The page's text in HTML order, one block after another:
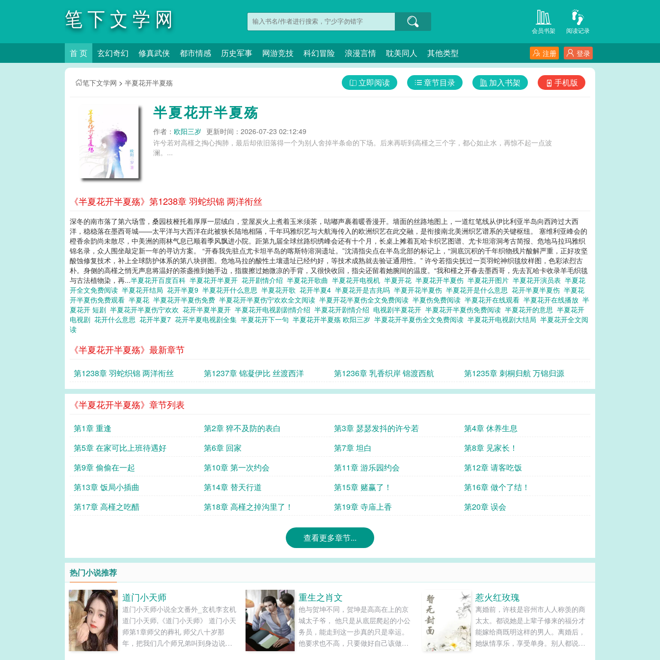
笔下文学网 阅读记录
会员书架
首 页 玄幻奇幻 修真武侠 都市情感 历史军事 网游竞技 科幻冒险 浪漫言情 耽美同人 其他类型 登录
注册
笔下文学网 > 半夏花开半夏殇 手机版
加入书架
章节目录
立即阅读
半夏花开半夏殇
作者： 欧阳三岁 更新时间：2026-07-23 02:12:49
许兮若对高槿之掏心掏肺，最后却依旧落得一个为别人舍掉半条命的下场。后来再听到高槿之三个字，都心如止水，再惊不起一点波
澜。...
《半夏花开半夏殇》第1238章 羽蛇织锦 两洋衔丝
深冬的南市落了第六场雪，桑园枝桠托着厚厚一层绒白，堂屋炭火上煮着玉米须茶，咕嘟声裹着暖香漫开。墙面的丝路地图上，一道红笔线从伊比利亚半岛向西跨过大西
洋，稳稳落在墨西哥城——太平洋与大西洋在此被狭长陆地相隔，千年玛雅织艺与大航海传入的欧洲织艺在此交融，是衔接南北美洲织艺谱系的关键枢纽。 塞维利亚峰会的
橙香余韵尚未散尽，中美洲的雨林气息已顺着季风飘进小院。距第九届全球丝路织绣峰会还有十个月，长桌上摊着瓦哈卡织艺图谱、尤卡坦溶洞考古简报、危地马拉玛雅织
锦名录，众人围坐敲定新一年的寻访方案。 “开春我先驻点尤卡坦半岛的喀斯特溶洞遗址。”沈清指尖点在半岛北部的标记上，“洞底沉积的千年织物残片酸解严重，正好攻坚
酸蚀修复技术，补上全球防护体系的第八块拼图。危地马拉的酸性土壤遗址已经约好，等技术成熟就去验证通用性。” 许兮若指尖抚过一页羽蛇神织毯纹样图，色彩浓烈古
朴。身侧的高槿之悄无声息将温好的茶盏推到她手边，指腹擦过她微凉的手背，又很快收回，指尖还留着她腕间的温度。“我和槿之开春去墨西哥，先去瓦哈卡收录羊毛织毯
与古法植物染，再...半夏花开百度百科 半夏花开半夏开 花开剧情介绍 半夏花开歌曲 半夏花开电视机 半夏开花 半夏花开半夏伤 半夏花开图片 半夏花开演员表 半夏花
开全文免费阅读 半夏花开结局 花开半夏9 半夏花开什么意思 半夏花开歌 花开半夏4 半夏花开是吉兆吗 半夏开花半夏伤 半夏花开是什么意思 花开半夏半夏伤 半夏花
开半夏伤免费观看 半夏花 半夏花开半夏伤免费 半夏花开半夏伤宁欢欢全文阅读 半夏开花半夏伤全文免费阅读 半夏伤免费阅读 半夏花开在线观看 半夏花开在线播放 半
夏花开 短剧 半夏花开半夏伤宁欢欢 花开半夏半夏开 半夏花开电视剧剧情介绍 半夏花开剧情介绍 电视剧半夏花开 半夏花开半夏伤免费阅读 半夏花开的意思 半夏花开
电视剧 花开什么意思 花开半夏7 花开半夏电视剧全集 半夏花开下一句 半夏花开半夏殇 欧阳三岁 半夏花开半夏伤全文免费阅读 半夏花开电视剧大结局 半夏花开全文阅
读
《半夏花开半夏殇》最新章节
第1238章 羽蛇织锦 两洋衔丝 第1237章 锦凝伊比 丝渡西洋 第1236章 乳香织岸 锦渡西航 第1235章 刺桐归航 万锦归源
《半夏花开半夏殇》章节列表
第1章 重逢 第2章 猝不及防的表白 第3章 瑟瑟发抖的许兮若
第4章 休养生息
第5章 在家可比上班待遇好
第6章 回家 第7章 坦白
第8章 见家长！
第9章 偷偷在一起
第10章 第一次约会 第11章 游乐园约会
第12章 请客吃饭
第13章 饭局小插曲
第14章 替天行道 第15章 赌赢了！
第16章 做个了结！
第17章 高槿之吃醋
第18章 高槿之掉沟里了！ 第19章 寺庙上香 第20章 误会
查看更多章节...
热门小说推荐
道门小天师
道门小天师小说全文番外_玄机李玄机
道门小天师,《道门小天师》 道门小天
师第1章师父的葬礼 师父八十岁那
年，把我们几个师兄弟叫到身边说，
重生之肖文
他与贺坤不同，贺坤是高高在上的京
城太子爷， 他只是从底层爬起的小公
务员，能走到这一步真的只是幸运。
他要求也不高，只要做好自己该做的
惹火红玫瑰
离婚前，许枝是容州市人人称羡的商
太太。都说她是上辈子修来的福分才
能嫁给商既明这样的男人。离婚后，
她纵情享乐，享受单身。别人都说许